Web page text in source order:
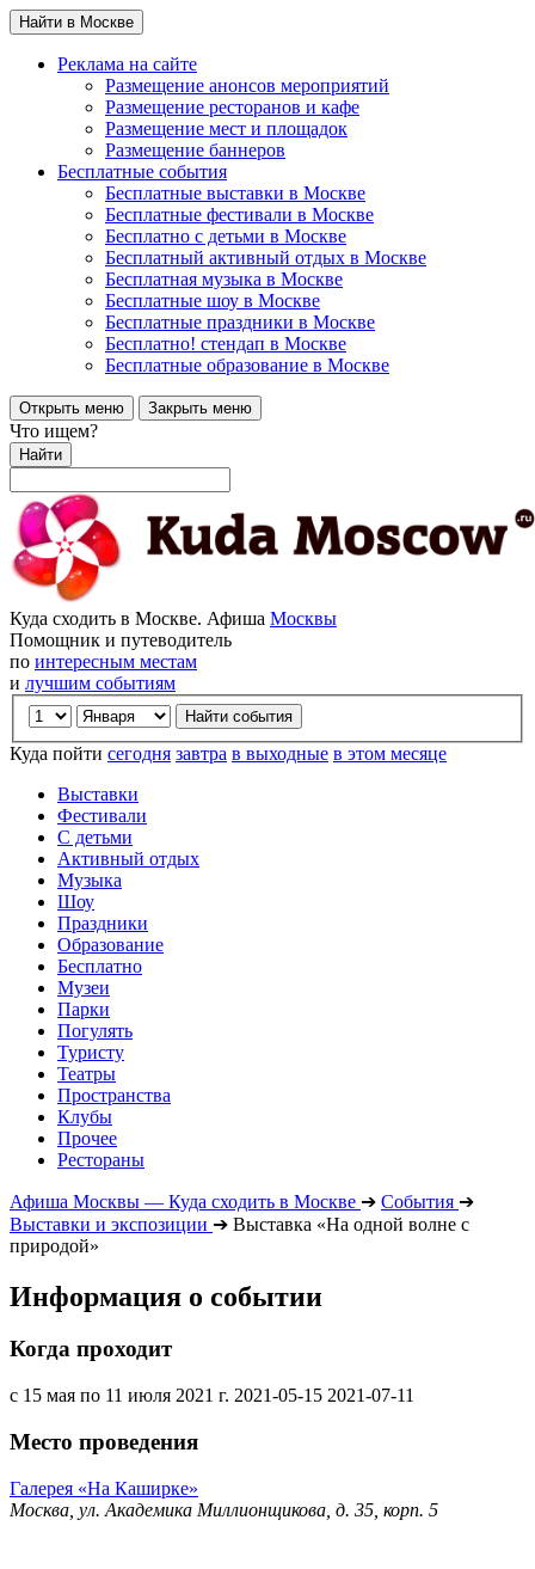
Найти в Москве
Реклама на сайте
Размещение анонсов мероприятий
Размещение ресторанов и кафе
Размещение мест и площадок
Размещение баннеров
Бесплатные события
Бесплатные выставки в Москве
Бесплатные фестивали в Москве
Бесплатно с детьми в Москве
Бесплатный активный отдых в Москве
Бесплатная музыка в Москве
Бесплатные шоу в Москве
Бесплатные праздники в Москве
Бесплатно! стендап в Москве
Бесплатные образование в Москве
Открыть меню Закрыть меню
Что ищем?
Найти
Куда сходить в Москве. Афиша Москвы
Помощник и путеводитель
по интересным местам
и лучшим событиям
Куда пойти сегодня завтра в выходные в этом месяце
Выставки
Фестивали
С детьми
Активный отдых
Музыка
Шоу
Праздники
Образование
Бесплатно
Музеи
Парки
Погулять
Туристу
Театры
Пространства
Клубы
Прочее
Рестораны
Афиша Москвы — Куда сходить в Москве ➔ События ➔
Выставки и экспозиции ➔ Выставка «На одной волне с
природой»
Информация о событии
Когда проходит
с 15 мая по 11 июля 2021 г. 2021-05-15 2021-07-11
Место проведения
Галерея «На Каширке»
Москва, ул. Академика Миллионщикова, д. 35, корп. 5